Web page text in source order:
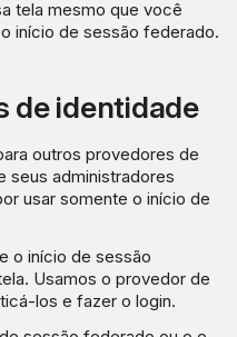
tela mesmo que você
início de sessão federado.
de identidade
outros provedores de
seus administradores
usar somente o início de
o início de sessão
Usamos o provedor de
los e fazer o login.